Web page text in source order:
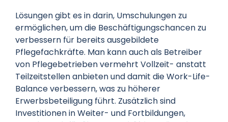
Lösungen gibt es in darin, Umschulungen zu
ermöglichen, um die Beschäftigungschancen zu
verbessern für bereits ausgebildete
Pflegefachkräfte. Man kann auch als Betreiber
von Pflegebetrieben vermehrt Vollzeit- anstatt
Teilzeitstellen anbieten und damit die Work-Life-
Balance verbessern, was zu höherer
Erwerbsbeteiligung führt. Zusätzlich sind
Investitionen in Weiter- und Fortbildungen,